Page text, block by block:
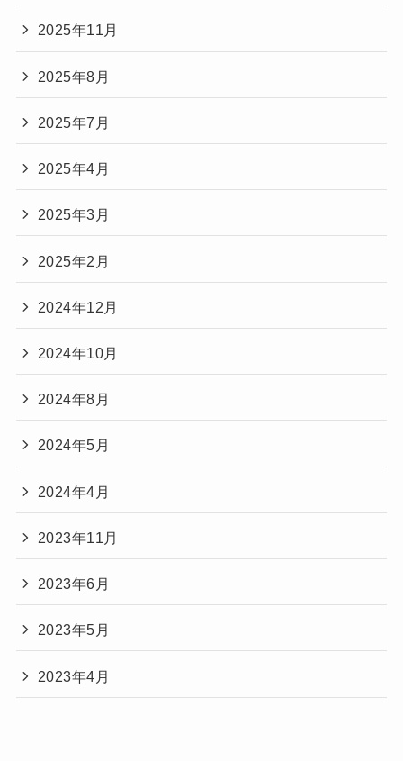
2025年11月
2025年8月
2025年7月
2025年4月
2025年3月
2025年2月
2024年12月
2024年10月
2024年8月
2024年5月
2024年4月
2023年11月
2023年6月
2023年5月
2023年4月